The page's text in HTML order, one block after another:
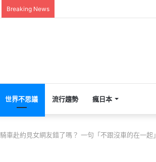
Breaking News
世界不思議 流行趨勢 瘋日本
騎車赴約見女網友錯了嗎？ 一句「不跟沒車的在一起